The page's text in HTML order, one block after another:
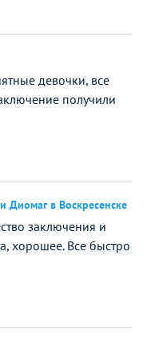
девочки, все
получили
Диомаг в Воскресенске
заключения и
хорошее. Все быстро